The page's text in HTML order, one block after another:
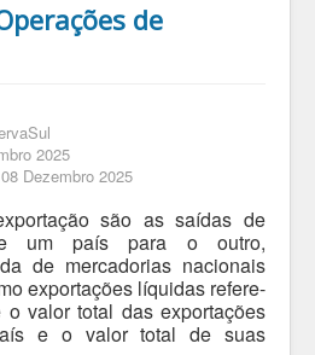
de
2025
Dezembro 2025
são as saídas de
um país para o outro,
de mercadorias nacionais
exportações líquidas refere-
valor total das exportações
e o valor total de suas